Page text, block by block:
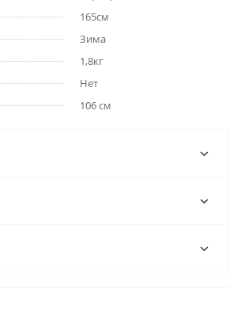
165см
Зима
1,8кг
Нет
106 см